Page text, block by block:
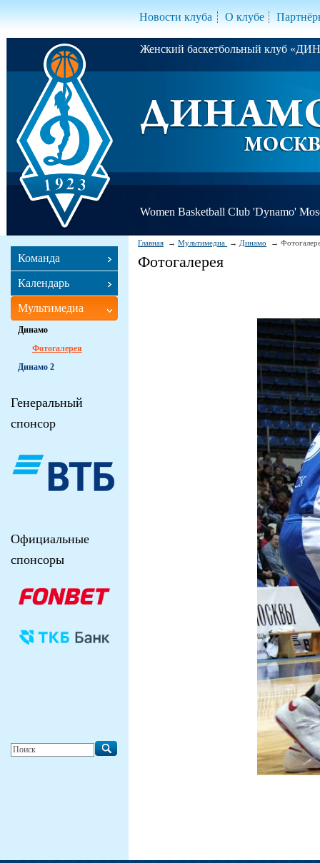
Новости клуба О клубе
Женский баскетбольный клуб
Women Basketball Club 'Dynamo'
Главная Мультимедиа Динамо
Фотогалерея
Команда
Календарь
Мультимедиа
Динамо
Фотогалерея
Динамо 2
Генеральный
спонсор
Официальные
спонсоры